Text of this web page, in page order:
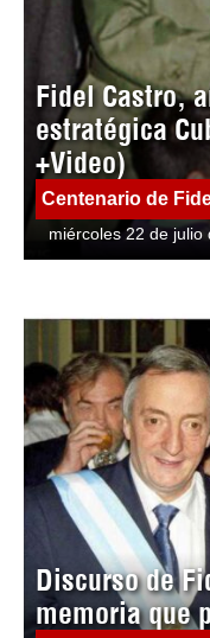
Fidel Castro,
estratégica
+Video)
Centenario de
miércoles 22 de julio
Discurso de
memoria que